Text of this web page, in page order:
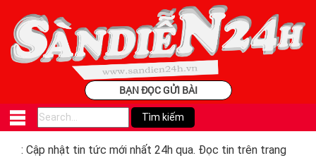
BẠN ĐỌC GỬI BÀI
: Cập nhật tin tức mới nhất 24h qua. Đọc tin trên trang